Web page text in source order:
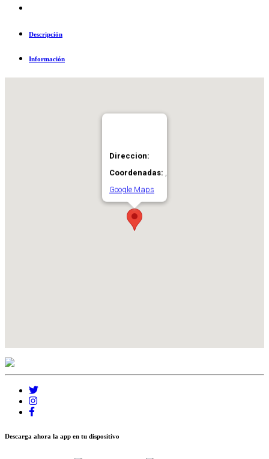
Descripción
Información
Direccion:
Coordenadas: ,
Google Maps
Descarga ahora la app en tu dispositivo